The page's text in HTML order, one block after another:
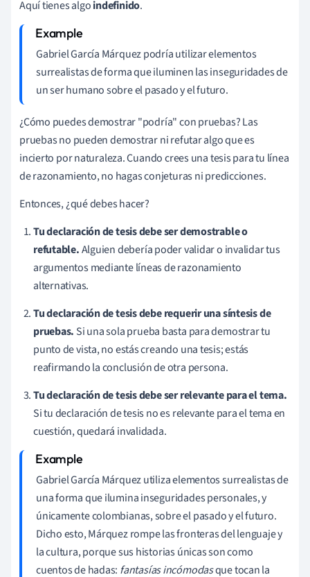
Aquí tienes algoindefinido.
Gabriel García Márquez podría utilizar elementos
surrealistas de forma que iluminen las inseguridades de
un ser humano sobre el pasado y el futuro.
¿Cómo puedes demostrar "podría" con pruebas? Las
pruebas no pueden demostrar ni refutar algo que es
incierto por naturaleza. Cuando crees una tesis para tu línea
de razonamiento, no hagas conjeturas ni predicciones.
Entonces, ¿qué debes hacer?
Tu declaración de tesis debe ser demostrable o
refutable.Alguien debería poder validar o invalidar tus
argumentos mediante líneas de razonamiento
alternativas.
Tu declaración de tesis debe requerir una síntesis de
pruebas. Si una sola prueba basta para demostrar tu
punto de vista, no estás creando una tesis; estás
reafirmando la conclusión de otra persona.
Tu declaración de tesis debe ser relevante para el tema.
Si tu declaración de tesis no es relevante para el tema en
cuestión, quedará invalidada.
Gabriel García Márquez utiliza elementos surrealistas de
una forma que ilumina inseguridades personales, y
únicamente colombianas, sobre el pasado y el futuro.
Dicho esto, Márquez rompe las fronteras del lenguaje y
la cultura, porque sus historias únicas son como
cuentos de hadas: fantasías incómodasque tocan la